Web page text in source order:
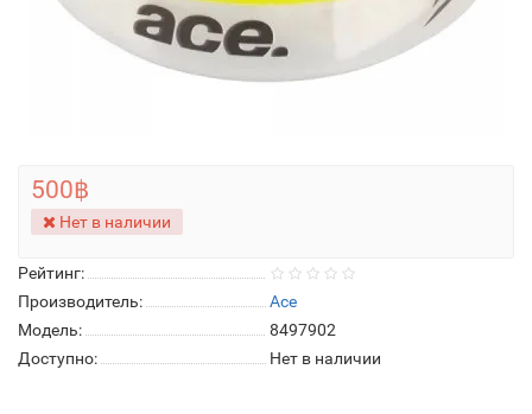
Рейтинг:
Производитель:
Ace
Модель:
8497902
Доступно:
Нет в наличии
500฿
Нет в наличии